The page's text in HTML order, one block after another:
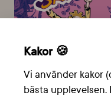
Kakor 🍪
Vi använder kakor
bästa upplevelsen.